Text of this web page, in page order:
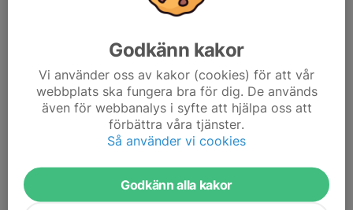
Pang". Kaffet som hela tiden fanns nybryggt "free of charge" var
arrangera denna allt större tävling.
Nästa år firar vi jubileum med Höstfinalen X...
Godkänn kakor
Vi använder oss av kakor (cookies) för att vår
webbplats ska fungera bra för dig. De används
även för webbanalys i syfte att hjälpa oss att
förbättra våra tjänster.
Så använder vi cookies
Godkänn alla kakor